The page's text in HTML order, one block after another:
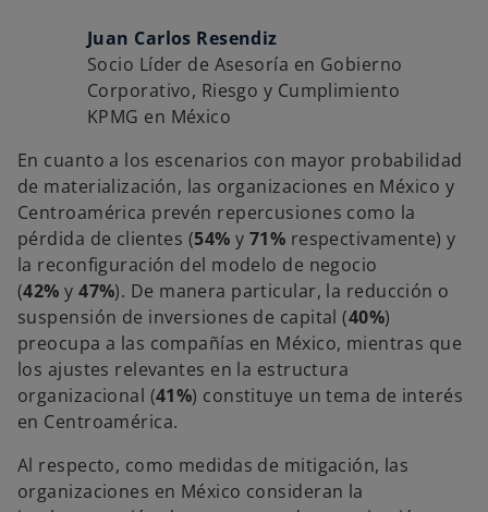
Juan Carlos Resendiz
Socio Líder de Asesoría en Gobierno
Corporativo, Riesgo y Cumplimiento
KPMG en México
En cuanto a los escenarios con mayor probabilidad
de materialización, las organizaciones en México y
Centroamérica prevén repercusiones como la
pérdida de clientes (54%y 71% respectivamente) y
la reconfiguración del modelo de negocio
(42%y 47%). De manera particular, la reducción o
suspensión de inversiones de capital (40%)
preocupa a las compañías en México, mientras que
los ajustes relevantes en la estructura
organizacional (41%) constituye un tema de interés
en Centroamérica.
Al respecto, como medidas de mitigación, las
organizaciones en México consideran la